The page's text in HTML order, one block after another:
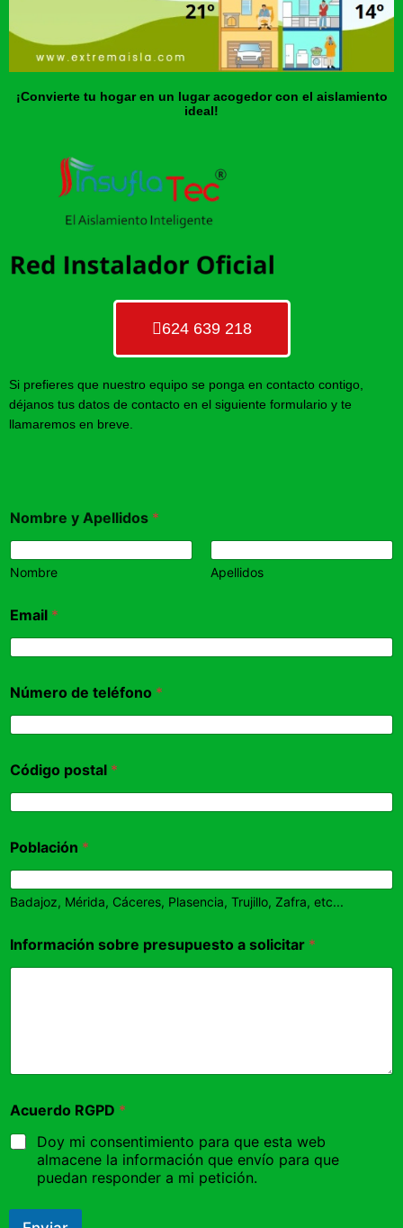
¡Convierte tu hogar en un lugar acogedor con el aislamiento
ideal!
624 639 218
Si prefieres que nuestro equipo se ponga en contacto contigo,
déjanos tus datos de contacto en el siguiente formulario y te
llamaremos en breve.
Nombre y Apellidos *
Nombre Apellidos
Email *
Número de teléfono *
Código postal *
Población *
Badajoz, Mérida, Cáceres, Plasencia, Trujillo, Zafra, etc...
Información sobre presupuesto a solicitar *
Acuerdo RGPD *
Doy mi consentimiento para que esta web
almacene la información que envío para que
puedan responder a mi petición.